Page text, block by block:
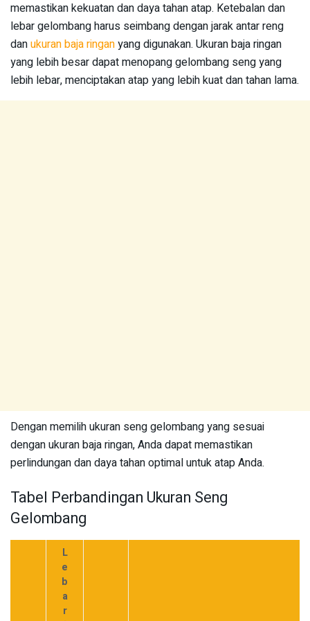
memastikan kekuatan dan daya tahan atap. Ketebalan dan
lebar gelombang harus seimbang dengan jarak antar reng
danukuran baja ringanyang digunakan. Ukuran baja ringan
yang lebih besar dapat menopang gelombang seng yang
lebih lebar, menciptakan atap yang lebih kuat dan tahan lama.
Dengan memilih ukuran seng gelombang yang sesuai
dengan ukuran baja ringan, Anda dapat memastikan
perlindungan dan daya tahan optimal untuk atap Anda.
Tabel Perbandingan Ukuran Seng
Gelombang
L
e
b
a
r